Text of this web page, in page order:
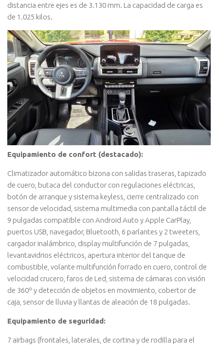
distancia entre ejes es de 3.130 mm. La capacidad de carga es
de 1.025 kilos.
Equipamiento de confort (destacado):
Climatizador automático bizona con salidas traseras, tapizado
de cuero, butaca del conductor con regulaciones eléctricas,
botón de arranque y sistema keyless, cierre centralizado con
sensor de velocidad, sistema multimedia con pantalla táctil de
9 pulgadas compatible con Android Auto y Apple CarPlay,
puertos USB, navegador, Bluetooth, 6 parlantes y 2 tweeters,
cargador inalámbrico, display multifunción de 7 pulgadas,
levantavidrios eléctricos, apertura interior del tanque de
combustible, volante multifunción forrado en cuero, control de
velocidad crucero, faros de Led, sistema de cámaras con visión
de 360º y detección de objetos en movimiento, cobertor de
caja, sensor de lluvia y llantas de aleación de 18 pulgadas.
Equipamiento de seguridad:
7 airbags (frontales, laterales, de cortina y de rodilla para el